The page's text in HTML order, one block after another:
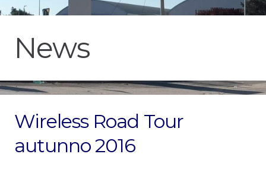
News
Wireless Road Tour
autunno 2016